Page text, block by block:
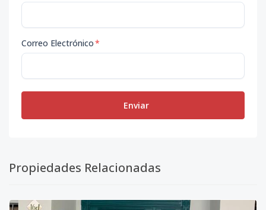
Correo Electrónico*
Enviar
Propiedades Relacionadas